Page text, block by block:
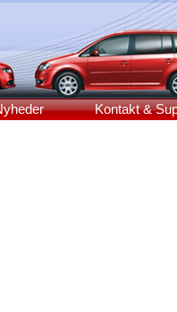
Kontakt &